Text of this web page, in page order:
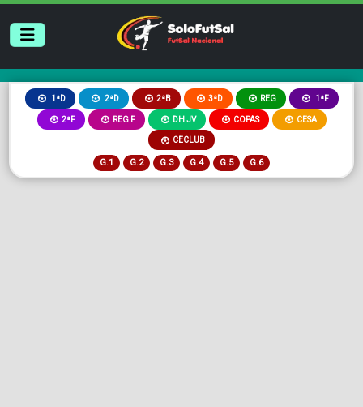
1ªD 2ªD 2ªB 3ªD REG 1ªF
2ªF REG F DH JV COPAS CESA
CECLUB
G.1 G.2 G.3 G.4 G.5 G.6